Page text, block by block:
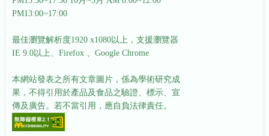
PM13:00~17:00
最佳瀏覽解析度1920 x1080以上，支援瀏覽器
IE 9.0以上、Firefox 、Google Chrome
本網站發表之所有文章圖片，係為學術研究成
果，不得引用於產品及食品之驗證、標示、宣
傳及廣告。若不當引用，應自負法律責任。